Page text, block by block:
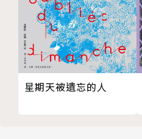
36
37
星期天被遺忘的人